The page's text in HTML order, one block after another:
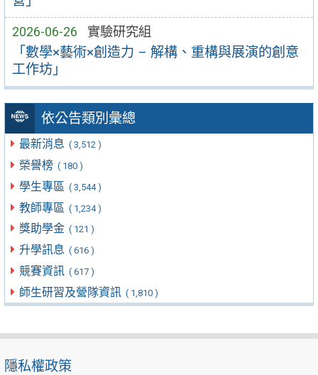
2026-06-26 實驗研究組
「數學×藝術×創造力 – 解構、重構與展演的創意
工作坊」
依公告類別彙總
最新消息 ( 3,512 )
榮譽榜 ( 180 )
學生專區 ( 3,544 )
教師專區 ( 1,234 )
獎助學金 ( 121 )
升學訊息 ( 616 )
競賽資訊 ( 617 )
師生研習及營隊資訊 ( 1,810 )
隱私權政策